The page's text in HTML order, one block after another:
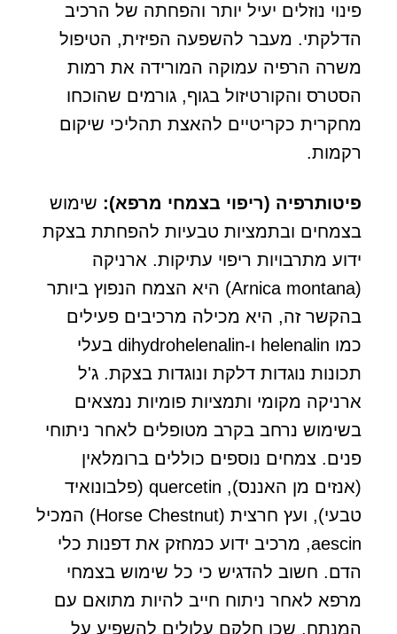
פינוי נוזלים יעיל יותר והפחתה של הרכיב
הדלקתי. מעבר להשפעה הפיזית, הטיפול
משרה הרפיה עמוקה המורידה את רמות
הסטרס והקורטיזול בגוף, גורמים שהוכחו
מחקרית כקריטיים להאצת תהליכי שיקום
רקמות.
פיטותרפיה (ריפוי בצמחי מרפא): שימוש
בצמחים ובתמציות טבעיות להפחתת בצקת
ידוע מתרבויות ריפוי עתיקות. ארניקה
(Arnica montana) היא הצמח הנפוץ ביותר
בהקשר זה, היא מכילה מרכיבים פעילים
כמו helenalin ו-dihydrohelenalin בעלי
תכונות נוגדות דלקת ונוגדות בצקת. ג'ל
ארניקה מקומי ותמציות פומיות נמצאים
בשימוש נרחב בקרב מטופלים לאחר ניתוחי
פנים. צמחים נוספים כוללים ברומלאין
(אנזים מן האננס), quercetin (פלבונואיד
טבעי), ועץ חרצית (Horse Chestnut) המכיל
aescin, מרכיב ידוע כמחזק את דפנות כלי
הדם. חשוב להדגיש כי כל שימוש בצמחי
מרפא לאחר ניתוח חייב להיות מתואם עם
המנתח, שכן חלקם עלולים להשפיע על